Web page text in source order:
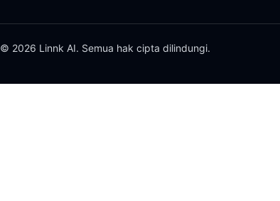
© 2026 Linnk AI. Semua hak cipta dilindungi.